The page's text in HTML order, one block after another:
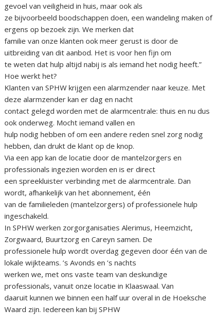
gevoel van veiligheid in huis, maar ook als
ze bijvoorbeeld boodschappen doen, een wandeling maken of
ergens op bezoek zijn. We merken dat
familie van onze klanten ook meer gerust is door de
uitbreiding van dit aanbod. Het is voor hen fijn om
te weten dat hulp altijd nabij is als iemand het nodig heeft.”
Hoe werkt het?
Klanten van SPHW krijgen een alarmzender naar keuze. Met
deze alarmzender kan er dag en nacht
contact gelegd worden met de alarmcentrale: thuis en nu dus
ook onderweg. Mocht iemand vallen en
hulp nodig hebben of om een andere reden snel zorg nodig
hebben, dan drukt de klant op de knop.
Via een app kan de locatie door de mantelzorgers en
professionals ingezien worden en is er direct
een spreekluister verbinding met de alarmcentrale. Dan
wordt, afhankelijk van het abonnement, één
van de familieleden (mantelzorgers) of professionele hulp
ingeschakeld.
In SPHW werken zorgorganisaties Alerimus, Heemzicht,
Zorgwaard, Buurtzorg en Careyn samen. De
professionele hulp wordt overdag gegeven door één van de
lokale wijkteams. ’s Avonds en ’s nachts
werken we, met ons vaste team van deskundige
professionals, vanuit onze locatie in Klaaswaal. Van
daaruit kunnen we binnen een half uur overal in de Hoeksche
Waard zijn. Iedereen kan bij SPHW